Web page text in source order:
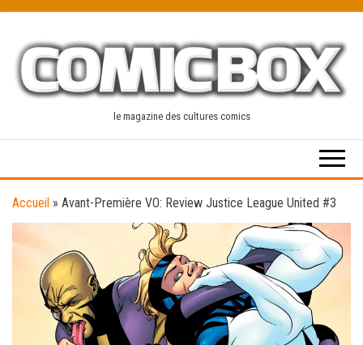
content
le magazine des cultures comics
Accueil » Avant-Première VO: Review Justice League United #3